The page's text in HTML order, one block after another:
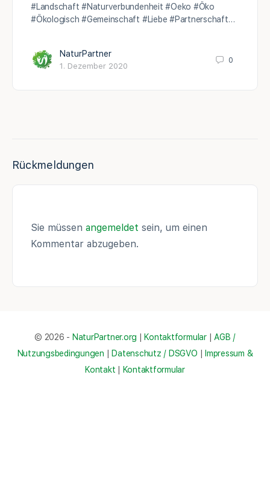
#Landschaft #Naturverbundenheit #Oeko #Öko
#Ökologisch #Gemeinschaft #Liebe #Partnerschaft…
NaturPartner
1. Dezember 2020
0
Rückmeldungen
Sie müssen angemeldet sein, um einen
Kommentar abzugeben.
© 2026 - NaturPartner.org Kontaktformular| AGB /
Nutzungsbedingungen
Datenschutz / DSGVO
Impressum &
Kontakt
Kontaktformular